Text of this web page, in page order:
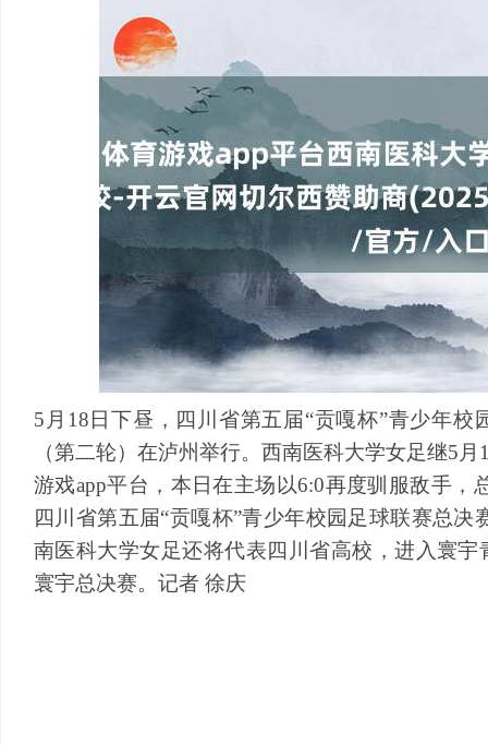
5月18日下昼，四川省第五届“贡嘎杯”青少年
（第二轮）在泸州举行。西南医科大学女足继5
游戏app平台，本日在主场以6:0再度驯服敌手，
四川省第五届“贡嘎杯”青少年校园足球联赛总
南医科大学女足还将代表四川省高校，进入寰
寰宇总决赛。记者 徐庆